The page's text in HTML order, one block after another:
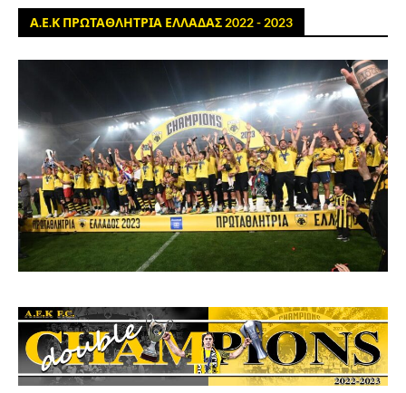
Α.Ε.Κ ΠΡΩΤΑΘΛΗΤΡΙΑ ΕΛΛΑΔΑΣ 2022 - 2023